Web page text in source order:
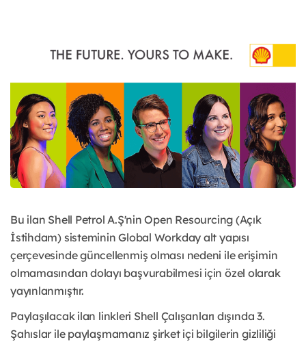
Bu ilan Shell Petrol A.Ş'nin Open Resourcing (Açık
İstihdam) sisteminin Global Workday alt yapısı
çerçevesinde güncellenmiş olması nedeni ile erişimin
olmamasından dolayı başvurabilmesi için özel olarak
yayınlanmıştır.
Paylaşılacak ilan linkleri Shell Çalışanları dışında 3.
Şahıslar ile paylaşmamanız şirket içi bilgilerin gizliliği